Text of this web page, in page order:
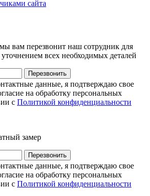
сайта
вам перезвонит наш сотрудник для
всех необходимых деталей
Перезвонить
данные, я подтверждаю свое
на обработку персональных
с Политикой конфиденциальности
замер
Перезвонить
данные, я подтверждаю свое
на обработку персональных
с Политикой конфиденциальности